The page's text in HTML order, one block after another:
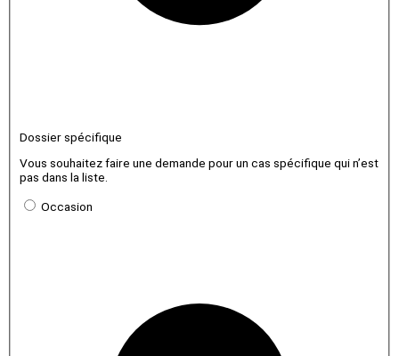
Dossier spécifique
Vous souhaitez faire une demande pour un cas spécifique qui n’est
pas dans la liste.
Occasion